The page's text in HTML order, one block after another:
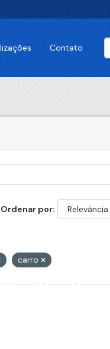
Contato
Ordenar por
carro